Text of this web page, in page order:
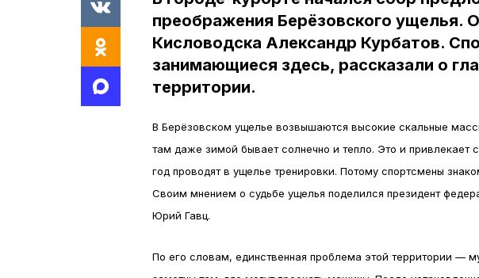
преображения Берёзовского ущелья.
Кисловодска Александр Курбатов.
занимающиеся здесь, рассказали о
территории.
В Берёзовском ущелье возвышаются высокие скальные
там даже зимой бывает солнечно и тепло. Это и привлекает
год проводят в ущелье тренировки. Потому спортсмены
Своим мнением о судьбе ущелья поделился президент
Юрий Гавц.
По его словам, единственная проблема этой территории —